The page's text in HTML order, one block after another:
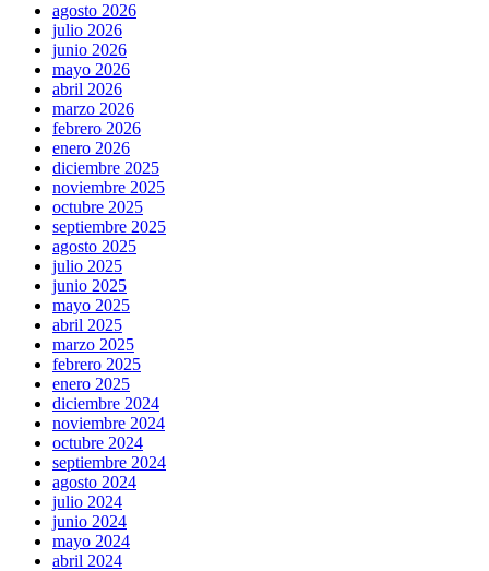
agosto 2026
julio 2026
junio 2026
mayo 2026
abril 2026
marzo 2026
febrero 2026
enero 2026
diciembre 2025
noviembre 2025
octubre 2025
septiembre 2025
agosto 2025
julio 2025
junio 2025
mayo 2025
abril 2025
marzo 2025
febrero 2025
enero 2025
diciembre 2024
noviembre 2024
octubre 2024
septiembre 2024
agosto 2024
julio 2024
junio 2024
mayo 2024
abril 2024